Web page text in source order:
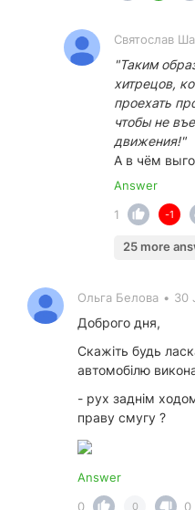
Святослав
"Таким
хитрецов,
проехать
чтобы не
движения!"
А в чём
Answer
1
-1
25 more
Ольга Белова • 30
Доброго дня,
Скажіть будь
автомобілю
- рух заднім
праву смугу ?
Answer
0
0 0